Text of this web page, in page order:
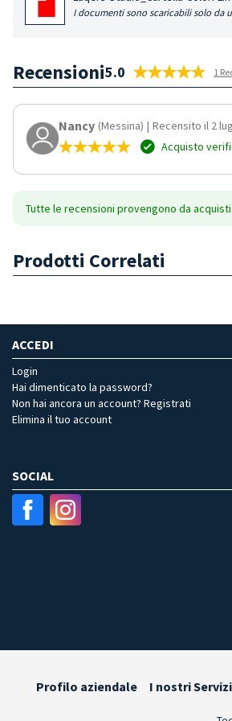
I documenti sono scaricabili solo da
Recensioni5.0 1
Nancy (Messina) | Recensito il 2
Acquisto
Tutte le recensioni provengono da
Prodotti Correlati
ACCEDI
Login
Hai dimenticato la password?
Non hai ancora un account? Registrati
Elimina il tuo account
SOCIAL
Profilo aziendale I nostri Servizi